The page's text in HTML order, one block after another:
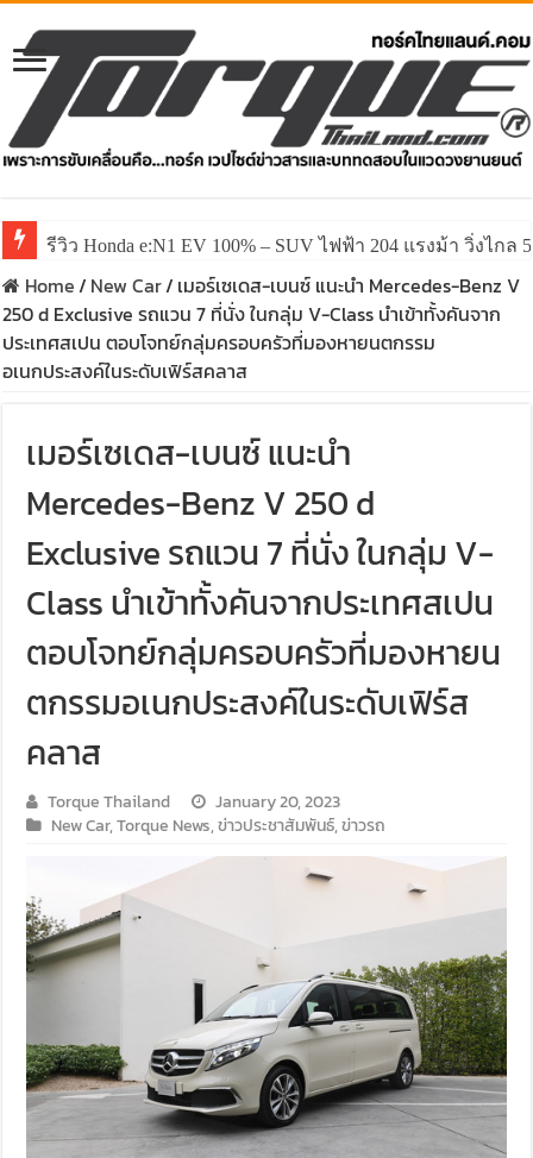
รีวิว ลองขับ All New GWM HAVAL H6 ปรับโฉมหน้าใหม่
Home/ New Car/ เมอร์เซเดส-เบนซ์ แนะนำ Mercedes-Benz V
250 d Exclusive รถแวน 7 ที่นั่ง ในกลุ่ม V-Class นำเข้าทั้งคันจาก
ประเทศสเปน ตอบโจทย์กลุ่มครอบครัวที่มองหายนตกรรม
อเนกประสงค์ในระดับเฟิร์สคลาส
เมอร์เซเดส-เบนซ์ แนะนำ
Mercedes-Benz V 250 d
Exclusive รถแวน 7 ที่นั่ง ในกลุ่ม V-
Class นำเข้าทั้งคันจากประเทศสเปน
ตอบโจทย์กลุ่มครอบครัวที่มองหายน
ตกรรมอเนกประสงค์ในระดับเฟิร์ส
คลาส
Torque Thailand
January 20, 2023
New Car,Torque News,ข่าวประชาสัมพันธ์,ข่าวรถ